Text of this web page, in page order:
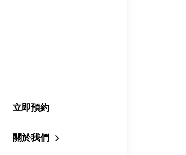
立即預約
關於我們